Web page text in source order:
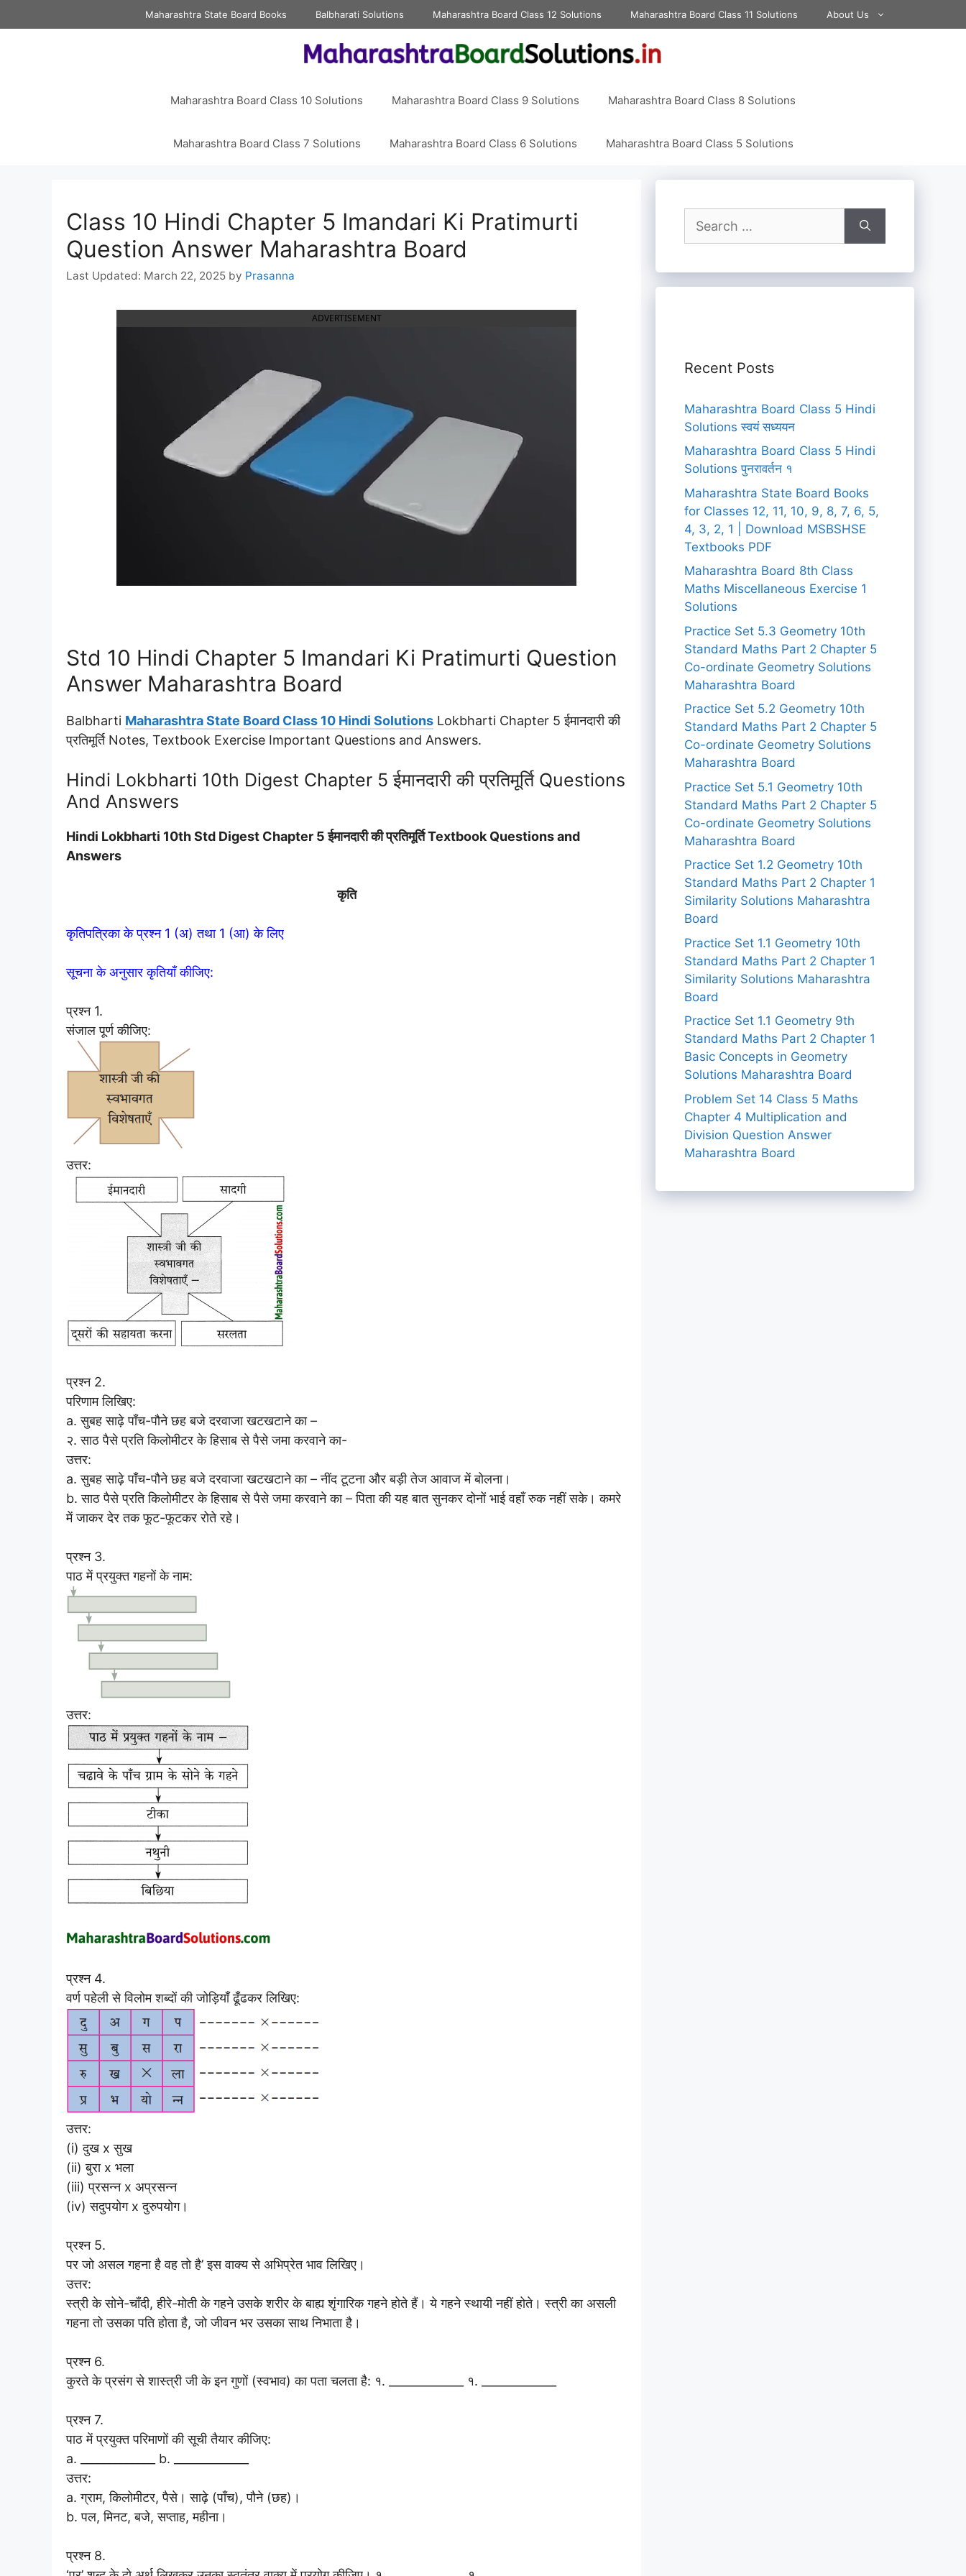
to
Maharashtra State Board Books Balbharati Solutions Maharashtra Board Class 12 Solutions Maharashtra Board Class 11 Solutions About Us
Maharashtra Board Class 10 Solutions Maharashtra Board Class 9 Solutions Maharashtra Board Class 8 Solutions
Maharashtra Board Class 7 Solutions Maharashtra Board Class 6 Solutions Maharashtra Board Class 5 Solutions
Class 10 Hindi Chapter 5 Imandari Ki Pratimurti
Question Answer Maharashtra Board
March 22, 2025 by Prasanna
ADVERTISEMENT
Std 10 Hindi Chapter 5 Imandari Ki Pratimurti Question
Answer Maharashtra Board
Balbharti Maharashtra State Board Class 10 Hindi Solutions Lokbharti Chapter 5 ईमानदारी की
प्रतिमूर्ति Notes, Textbook Exercise Important Questions and Answers.
Hindi Lokbharti 10th Digest Chapter 5 ईमानदारी की प्रतिमूर्ति Questions
And Answers
Hindi Lokbharti 10th Std Digest Chapter 5 ईमानदारी की प्रतिमूर्ति Textbook Questions and
Answers
कृति
कृतिपत्रिका के प्रश्न 1 (अ) तथा 1 (आ) के लिए
सूचना के अनुसार कृतियाँ कीजिए:
प्रश्न 1.
संजाल पूर्ण कीजिए:
उत्तर:
प्रश्न 2.
परिणाम लिखिए:
a. सुबह साढ़े पाँच-पौने छह बजे दरवाजा खटखटाने का –
२. साठ पैसे प्रति किलोमीटर के हिसाब से पैसे जमा करवाने का-
उत्तर:
a. सुबह साढ़े पाँच-पौने छह बजे दरवाजा खटखटाने का – नींद टूटना और बड़ी तेज आवाज में बोलना।
b. साठ पैसे प्रति किलोमीटर के हिसाब से पैसे जमा करवाने का – पिता की यह बात सुनकर दोनों भाई वहाँ रुक नहीं सके। कमरे
में जाकर देर तक फूट-फूटकर रोते रहे।
प्रश्न 3.
पाठ में प्रयुक्त गहनों के नाम:
उत्तर:
प्रश्न 4.
वर्ण पहेली से विलोम शब्दों की जोड़ियाँ ढूँढकर लिखिए:
उत्तर:
(i) दुख x सुख
(ii) बुरा x भला
(iii) प्रसन्न x अप्रसन्न
(iv) सदुपयोग x दुरुपयोग।
प्रश्न 5.
पर जो असल गहना है वह तो है’ इस वाक्य से अभिप्रेत भाव लिखिए।
उत्तर:
स्त्री के सोने-चाँदी, हीरे-मोती के गहने उसके शरीर के बाह्य शृंगारिक गहने होते हैं। ये गहने स्थायी नहीं होते। स्त्री का असली
गहना तो उसका पति होता है, जो जीवन भर उसका साथ निभाता है।
प्रश्न 6.
कुरते के प्रसंग से शास्त्री जी के इन गुणों (स्वभाव) का पता चलता है: १. _____________ १. _____________
प्रश्न 7.
पाठ में प्रयुक्त परिमाणों की सूची तैयार कीजिए:
a. _____________ b. _____________
उत्तर:
a. ग्राम, किलोमीटर, पैसे। साढ़े (पाँच), पौने (छह)।
b. पल, मिनट, बजे, सप्ताह, महीना।
प्रश्न 8.
for:
Recent Posts
Maharashtra Board Class 5 Hindi
Solutions स्वयं सध्ययन
Maharashtra Board Class 5 Hindi
Solutions पुनरावर्तन १
Maharashtra State Board Books
for Classes 12, 11, 10, 9, 8, 7, 6, 5,
4, 3, 2, 1 | Download MSBSHSE
Textbooks PDF
Maharashtra Board 8th Class
Maths Miscellaneous Exercise 1
Solutions
Practice Set 5.3 Geometry 10th
Standard Maths Part 2 Chapter 5
Co-ordinate Geometry Solutions
Maharashtra Board
Practice Set 5.2 Geometry 10th
Standard Maths Part 2 Chapter 5
Co-ordinate Geometry Solutions
Maharashtra Board
Practice Set 5.1 Geometry 10th
Standard Maths Part 2 Chapter 5
Co-ordinate Geometry Solutions
Maharashtra Board
Practice Set 1.2 Geometry 10th
Standard Maths Part 2 Chapter 1
Similarity Solutions Maharashtra
Board
Practice Set 1.1 Geometry 10th
Standard Maths Part 2 Chapter 1
Similarity Solutions Maharashtra
Board
Practice Set 1.1 Geometry 9th
Standard Maths Part 2 Chapter 1
Basic Concepts in Geometry
Solutions Maharashtra Board
Problem Set 14 Class 5 Maths
Chapter 4 Multiplication and
Division Question Answer
Maharashtra Board